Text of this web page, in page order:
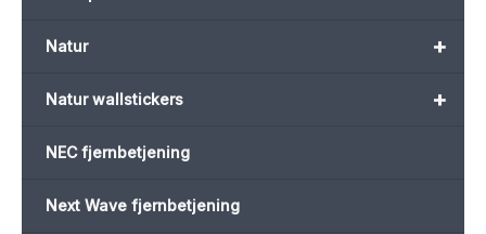
+
Natur
+
Natur wallstickers
NEC fjernbetjening
Next Wave fjernbetjening